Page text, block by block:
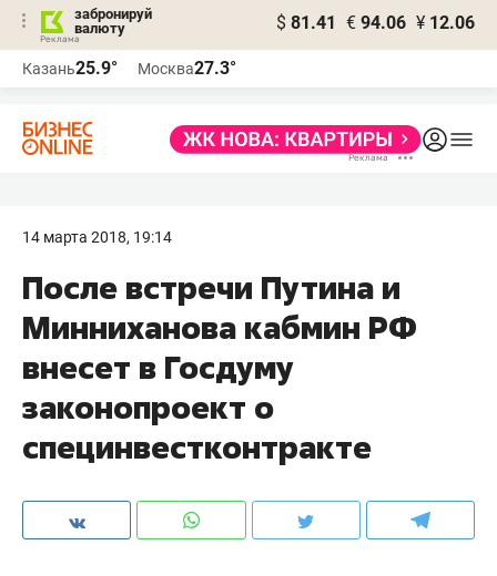
забронируй
валюту
$ 81.41 € 94.06 ¥ 12.06
Казань25.9° Москва27.3°
14 марта 2018, 19:14
После встречи Путина и
Минниханова кабмин РФ
внесет в Госдуму
законопроект о
специнвестконтракте